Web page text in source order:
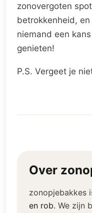
zonovergoten
betrokkenheid,
niemand een
genieten!
P.S. Vergeet je
Over
zonopjebakkes
en rob. We zijn